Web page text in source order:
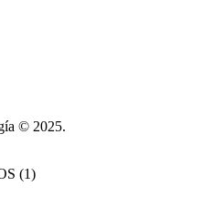
© 2025.